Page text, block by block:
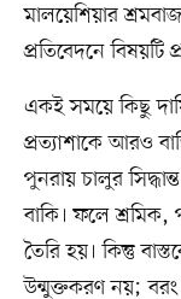
মালয়েশিয়ার
প্রতিবেদনে বিষয়টি
একই সময়ে কিছু
প্রত্যাশাকে আরও
পুনরায় চালুর
বাকি। ফলে শ্রমিক,
তৈরি হয়। কিন্তু
উন্মুক্তকরণ নয়; বরং